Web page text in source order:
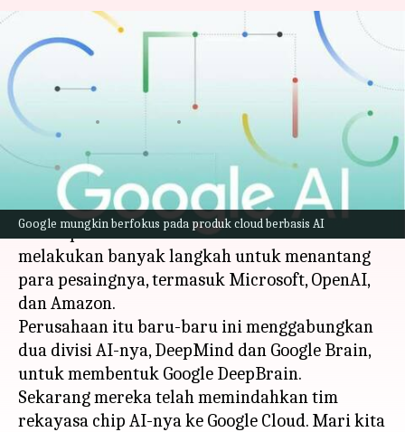
Google mungkin berfokus pada produk cloud berbasis AI
Google Cloud mendapat tim
chip AI: Bisakah mereka
menantang Microsoft?
menulis
Apa ceritanya
Google berebut untuk menemukan momentum
dalam perlombaan AI. Perusahaan ini telah
melakukan banyak langkah untuk menantang
para pesaingnya, termasuk Microsoft, OpenAI,
dan Amazon.
Perusahaan itu baru-baru ini menggabungkan
dua divisi AI-nya, DeepMind dan Google Brain,
untuk membentuk Google DeepBrain.
Sekarang mereka telah memindahkan tim
rekayasa chip AI-nya ke Google Cloud. Mari kita